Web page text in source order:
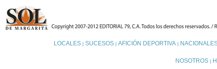
LOCALES| SUCESOS| AFICIÓN DEPORTIVA|
NOSOTROS |